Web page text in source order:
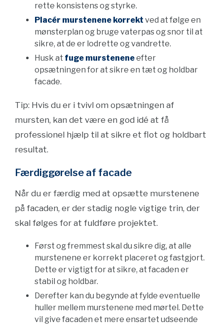
rette konsistens og styrke.
Placér murstenene korrekt ved at følge en
mønsterplan og bruge vaterpas og snor til at
sikre, at de er lodrette og vandrette.
Husk at fuge mursteneneefter
opsætningen for at sikre en tæt og holdbar
facade.
Tip: Hvis du er i tvivl om opsætningen af
mursten, kan det være en god idé at få
professionel hjælp til at sikre et flot og holdbart
resultat.
Færdiggørelse af facade
Når du er færdig med at opsætte murstenene
på facaden, er der stadig nogle vigtige trin, der
skal følges for at fuldføre projektet.
Først og fremmest skal du sikre dig, at alle
murstenene er korrekt placeret og fastgjort.
Dette er vigtigt for at sikre, at facaden er
stabil og holdbar.
Derefter kan du begynde at fylde eventuelle
huller mellem murstenene med mørtel. Dette
vil give facaden et mere ensartet udseende